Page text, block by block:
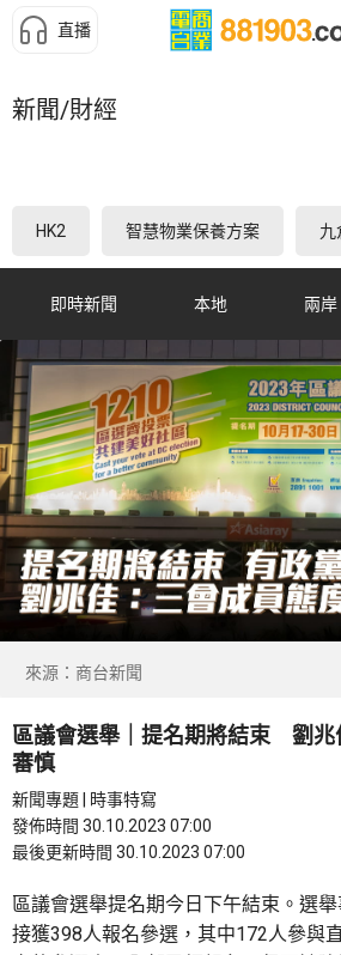
直播
新聞/財經
HK2 智慧物業保養方案 九
即時新聞 本地 兩岸
來源：商台新聞
區議會選舉｜提名期將結束 劉兆
審慎
新聞專題 | 時事特寫
發佈時間 30.10.2023 07:00
最後更新時間 30.10.2023 07:00
區議會選舉提名期今日下午結束。選
接獲398人報名參選，其中172人參與